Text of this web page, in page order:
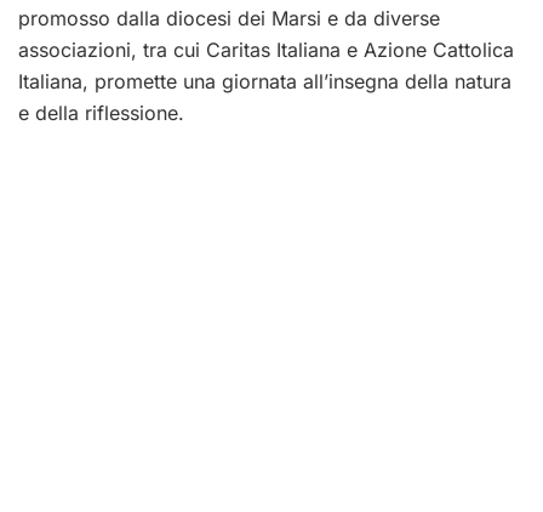
promosso dalla diocesi dei Marsi e da diverse
associazioni, tra cui Caritas Italiana e Azione Cattolica
Italiana, promette una giornata all’insegna della natura
e della riflessione.